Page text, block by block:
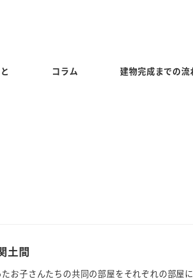
コラム 建物完成までの流
土間
お子さんたちの共同の部屋をそれぞれの部屋